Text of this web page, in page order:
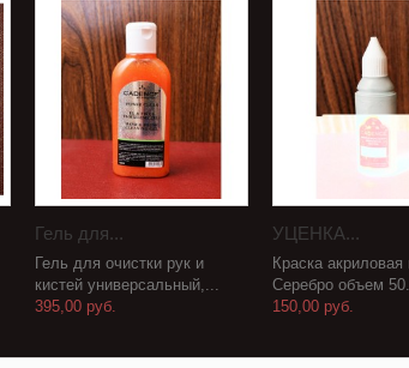
Гель для...
Гель для очистки рук и
кистей универсальный,...
395,00 руб.
УЦЕНКА...
Краска акриловая
Серебро объем
150,00 руб.